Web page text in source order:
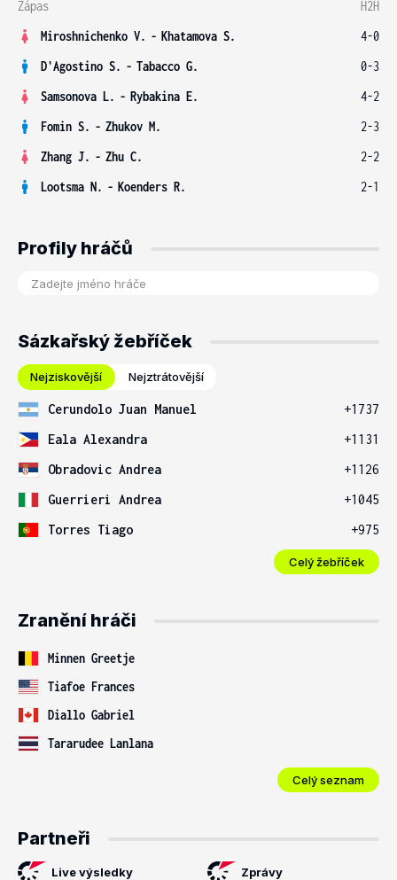
Zápas
H2H
Miroshnichenko V. - Khatamova S.
4-0
D'Agostino S. - Tabacco G.
0-3
Samsonova L. - Rybakina E.
4-2
Fomin S. - Zhukov M.
2-3
Zhang J. - Zhu C.
2-2
Lootsma N. - Koenders R. 2-1
Profily hráčů
Sázkařský žebříček
Nejziskovější Nejztrátovější
Cerundolo Juan Manuel
+1737
Eala Alexandra
+1131
Obradovic Andrea
+1126
Guerrieri Andrea
+1045
Torres Tiago
+975
Celý žebříček
Zranění hráči
Minnen Greetje
Tiafoe Frances
Diallo Gabriel
Tararudee Lanlana
Celý seznam
Partneři
Live výsledky Zprávy